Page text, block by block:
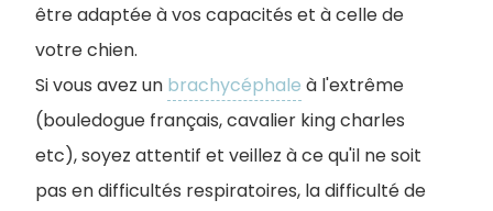
être adaptée à vos capacités et à celle de
votre chien.
Si vous avez un brachycéphale à l'extrême
(bouledogue français, cavalier king charles
etc), soyez attentif et veillez à ce qu'il ne soit
pas en difficultés respiratoires, la difficulté de